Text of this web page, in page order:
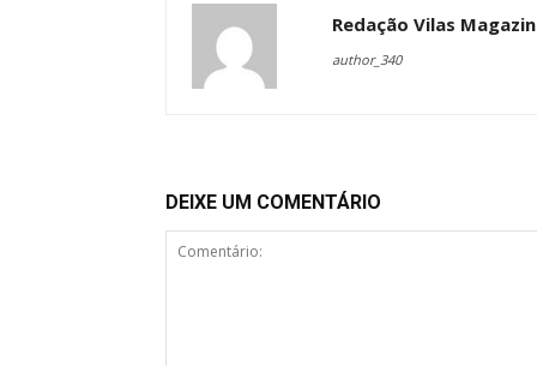
Redação Vilas
author_340
DEIXE UM COMENTÁRIO